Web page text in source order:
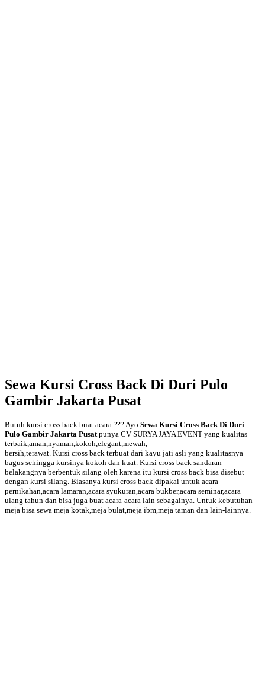
Sewa Kursi Cross Back Di Duri Pulo
Gambir Jakarta Pusat
Butuh kursi cross back buat acara ??? Ayo Sewa Kursi Cross Back Di Duri
Pulo Gambir Jakarta Pusatpunya CV SURYA JAYA EVENT yang kualitas
terbaik,aman,nyaman,kokoh,elegant,mewah,
bersih,terawat. Kursi cross back terbuat dari kayu jati asli yang kualitasnya
bagus sehingga kursinya kokoh dan kuat. Kursi cross back sandaran
belakangnya berbentuk silang oleh karena itu kursi cross back bisa disebut
dengan kursi silang. Biasanya kursi cross back dipakai untuk acara
pernikahan,acara lamaran,acara syukuran,acara bukber,acara seminar,acara
ulang tahun dan bisa juga buat acara-acara lain sebagainya. Untuk kebutuhan
meja bisa sewa meja kotak,meja bulat,meja ibm,meja taman dan lain-lainnya.